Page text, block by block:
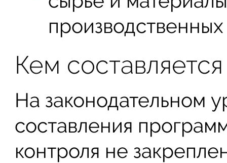
Кем составляется
На законодательном
составления
контроля не